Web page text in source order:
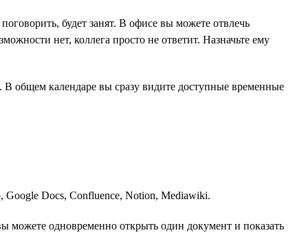
будет занят. В офисе вы можете отвлечь
нет, коллега просто не ответит. Назначьте ему
В общем календаре вы сразу видите доступные временные
Docs, Confluence, Notion, Mediawiki.
одновременно открыть один документ и показать